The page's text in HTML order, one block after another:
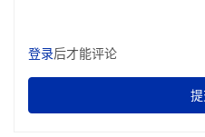
登录后才能评论